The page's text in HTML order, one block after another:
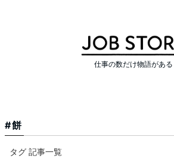
仕事の数だけ物語がある
餅
タグ 記事一覧